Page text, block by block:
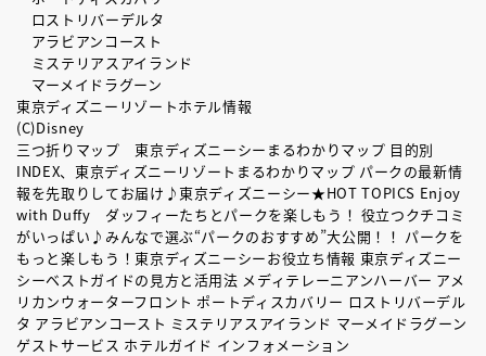
ロストリバーデルタ
アラビアンコースト
ミステリアスアイランド
マーメイドラグーン
東京ディズニーリゾートホテル情報
(C)Disney
三つ折りマップ 東京ディズニーシーまるわかりマップ 目的別
INDEX、東京ディズニーリゾートまるわかりマップ パークの最新情
報を先取りしてお届け♪東京ディズニーシー★HOT TOPICS Enjoy
with Duffy ダッフィーたちとパークを楽しもう！ 役立つクチコミ
がいっぱい♪みんなで選ぶ“パークのおすすめ”大公開！！ パークを
もっと楽しもう！東京ディズニーシーお役立ち情報 東京ディズニー
シーベストガイドの見方と活用法 メディテレーニアンハーバー アメ
リカンウォーターフロント ポートディスカバリー ロストリバーデル
タ アラビアンコースト ミステリアスアイランド マーメイドラグーン
ゲストサービス ホテルガイド インフォメーション